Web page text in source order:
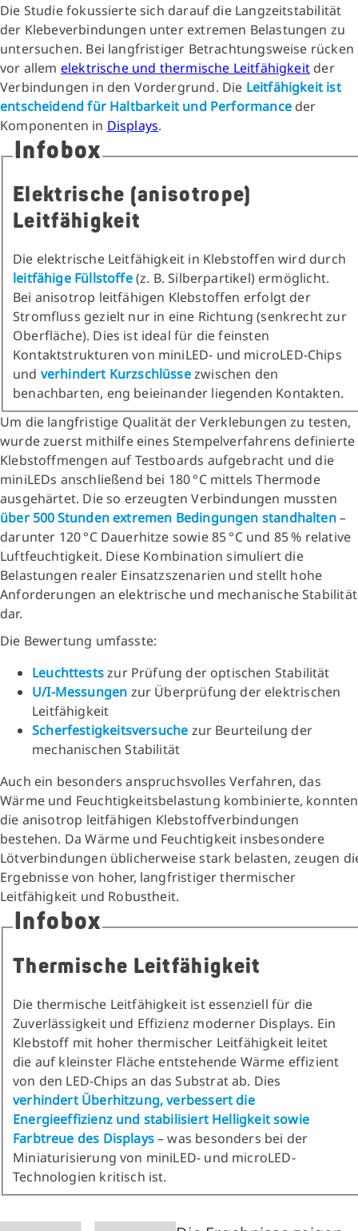
Die Studie fokussierte sich darauf die Langzeitstabilität
der Klebeverbindungen unter extremen Belastungen zu
untersuchen. Bei langfristiger Betrachtungsweise rücken
vor allem elektrische und thermische Leitfähigkeit der
Verbindungen in den Vordergrund. Die Leitfähigkeit ist
entscheidend für Haltbarkeit und Performanceder
Komponenten in Displays.
Infobox
Elektrische (anisotrope)
Leitfähigkeit
Die elektrische Leitfähigkeit in Klebstoffen wird durch
leitfähige Füllstoffe(z. B. Silberpartikel) ermöglicht.
Bei anisotrop leitfähigen Klebstoffen erfolgt der
Stromfluss gezielt nur in eine Richtung (senkrecht zur
Oberfläche). Dies ist ideal für die feinsten
Kontaktstrukturen von miniLED- und microLED-Chips
und verhindert Kurzschlüssezwischen den
benachbarten, eng beieinander liegenden Kontakten.
Um die langfristige Qualität der Verklebungen zu testen,
wurde zuerst mithilfe eines Stempelverfahrens definierte
Klebstoffmengen auf Testboards aufgebracht und die
miniLEDs anschließend bei 180 °C mittels Thermode
ausgehärtet. Die so erzeugten Verbindungen mussten
über 500 Stunden extremen Bedingungen standhalten–
darunter 120 °C Dauerhitze sowie 85 °C und 85 % relative
Luftfeuchtigkeit. Diese Kombination simuliert die
Belastungen realer Einsatzszenarien und stellt hohe
Anforderungen an elektrische und mechanische Stabilität
dar.
Die Bewertung umfasste:
Leuchttestszur Prüfung der optischen Stabilität
U/I-Messungen zur Überprüfung der elektrischen
Leitfähigkeit
Scherfestigkeitsversuche zur Beurteilung der
mechanischen Stabilität
Auch ein besonders anspruchsvolles Verfahren, das
Wärme und Feuchtigkeitsbelastung kombinierte, konnten
die anisotrop leitfähigen Klebstoffverbindungen
bestehen. Da Wärme und Feuchtigkeit insbesondere
Lötverbindungen üblicherweise stark belasten, zeugen
Ergebnisse von hoher, langfristiger thermischer
Leitfähigkeit und Robustheit.
Infobox
Thermische Leitfähigkeit
Die thermische Leitfähigkeit ist essenziell für die
Zuverlässigkeit und Effizienz moderner Displays. Ein
Klebstoff mit hoher thermischer Leitfähigkeit leitet
die auf kleinster Fläche entstehende Wärme effizient
von den LED-Chips an das Substrat ab. Dies
verhindert Überhitzung, verbessert die
Energieeffizienz und stabilisiert Helligkeit sowie
Farbtreue des Displays– was besonders bei der
Miniaturisierung von miniLED- und microLED-
Technologien kritisch ist.